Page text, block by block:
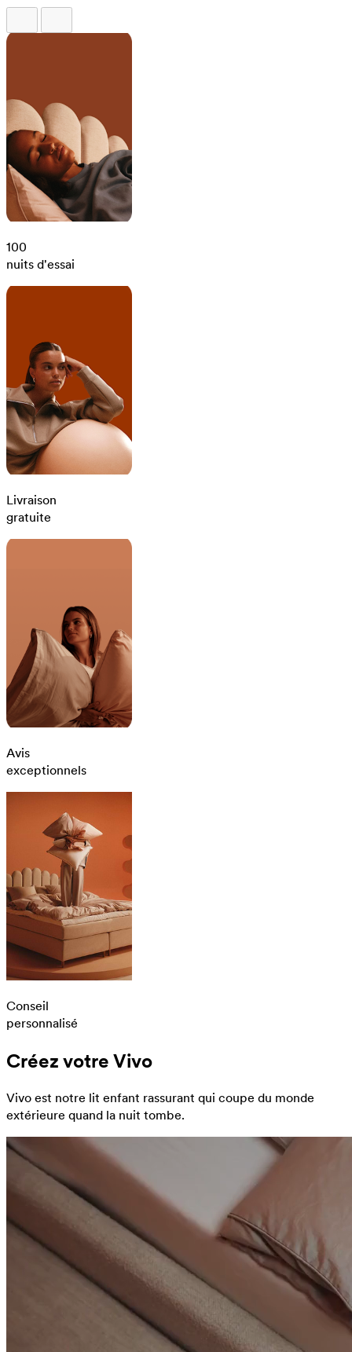
100
nuits d'essai
Livraison
gratuite
Avis
exceptionnels
Conseil
personnalisé
Créez votre Vivo
Vivo est notre lit enfant rassurant qui coupe du monde
extérieure quand la nuit tombe.